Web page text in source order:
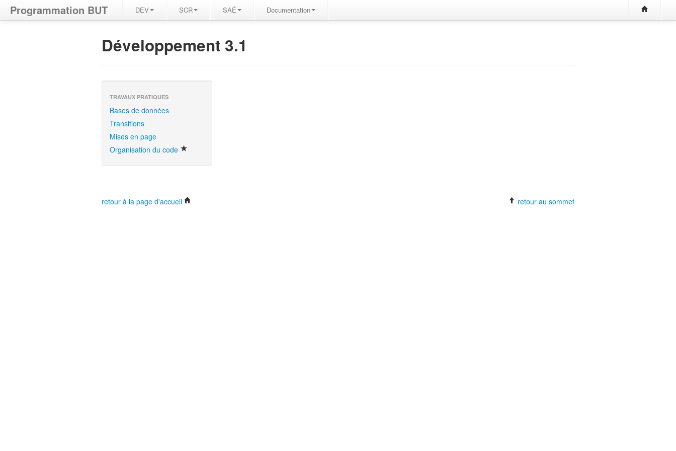
Programmation BUT DEV SCR SAÉ Documentation
Développement 3.1
TRAVAUX PRATIQUES
Bases de données
Transitions
Mises en page
Organisation du code
retour à la page d'accueil retour au sommet